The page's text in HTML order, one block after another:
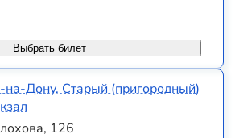
Выбрать билет
на-Дону, Старый (пригородный)
126